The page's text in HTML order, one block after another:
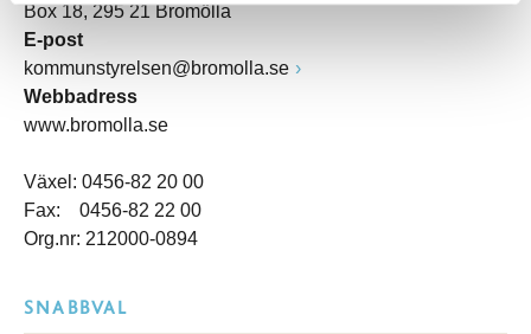
Box 18, 295 21 Bromölla
E-post
kommunstyrelsen@bromolla.se
Webbadress
www.bromolla.se
Växel: 0456-82 20 00
Fax: 0456-82 22 00
Org.nr: 212000-0894
SNABBVAL